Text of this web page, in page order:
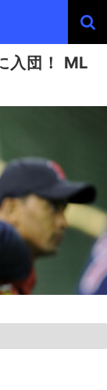
入団！ ML